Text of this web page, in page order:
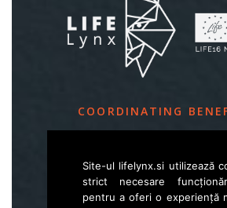
COORDINATING
Slovenia Forest
Večna pot 2, SI – 1000
Site-ul lifelynx.si utilizează
strict necesare
pentru a oferi o experiență